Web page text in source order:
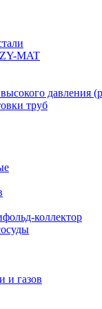
MAT
давления
труб
коллектор
и газов